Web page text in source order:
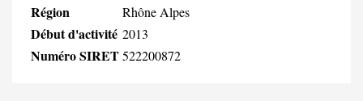
Région Rhône Alpes
Début d'activité 2013
Numéro SIRET522200872